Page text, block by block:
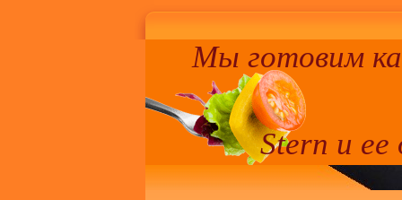
Мы готовим
Stern и ее